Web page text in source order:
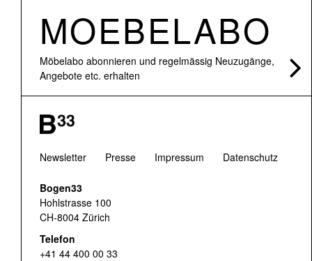
MOEBELABO
Möbelabo abonnieren und regelmässig Neuzugänge,
Angebote etc. erhalten
Newsletter Presse Impressum Datenschutz
Bogen33
Hohlstrasse 100
CH-8004 Zürich
Telefon
+41 44 400 00 33